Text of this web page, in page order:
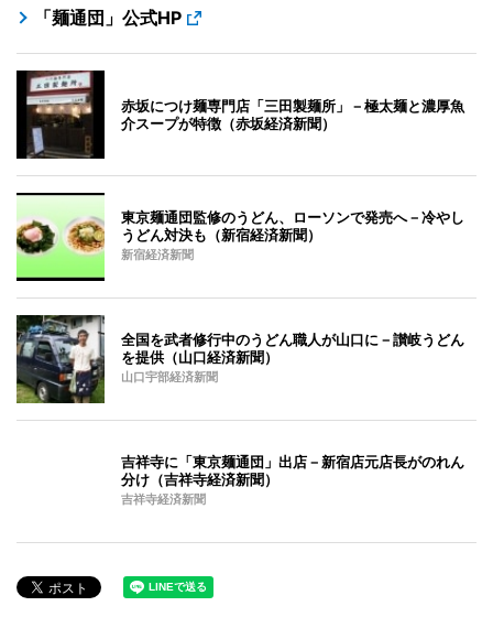
「麺通団」公式HP
赤坂につけ麺専門店「三田製麺所」－極太麺と濃厚魚
介スープが特徴（赤坂経済新聞）
東京麺通団監修のうどん、ローソンで発売へ－冷やし
うどん対決も（新宿経済新聞）
新宿経済新聞
全国を武者修行中のうどん職人が山口に－讃岐うどん
を提供（山口経済新聞）
山口宇部経済新聞
吉祥寺に「東京麺通団」出店－新宿店元店長がのれん
分け（吉祥寺経済新聞）
吉祥寺経済新聞